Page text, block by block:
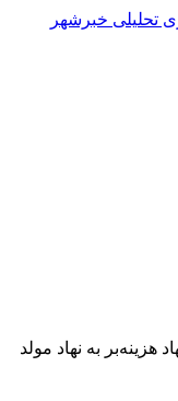
هزینه‌بر به نهاد مولد